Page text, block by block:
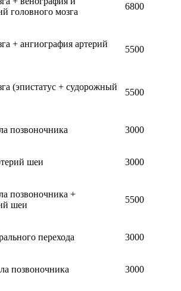
головного мозга
6800
+ ангиография артерий
5500
(эпистатус + судорожный
5500
позвоночника 3000
шеи 3000
позвоночника +
шеи
5500
перехода 3000
позвоночника 3000